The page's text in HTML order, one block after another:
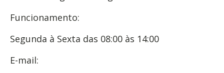
Funcionamento:
Segunda à Sexta das 08:00 às 14:00
E-mail: